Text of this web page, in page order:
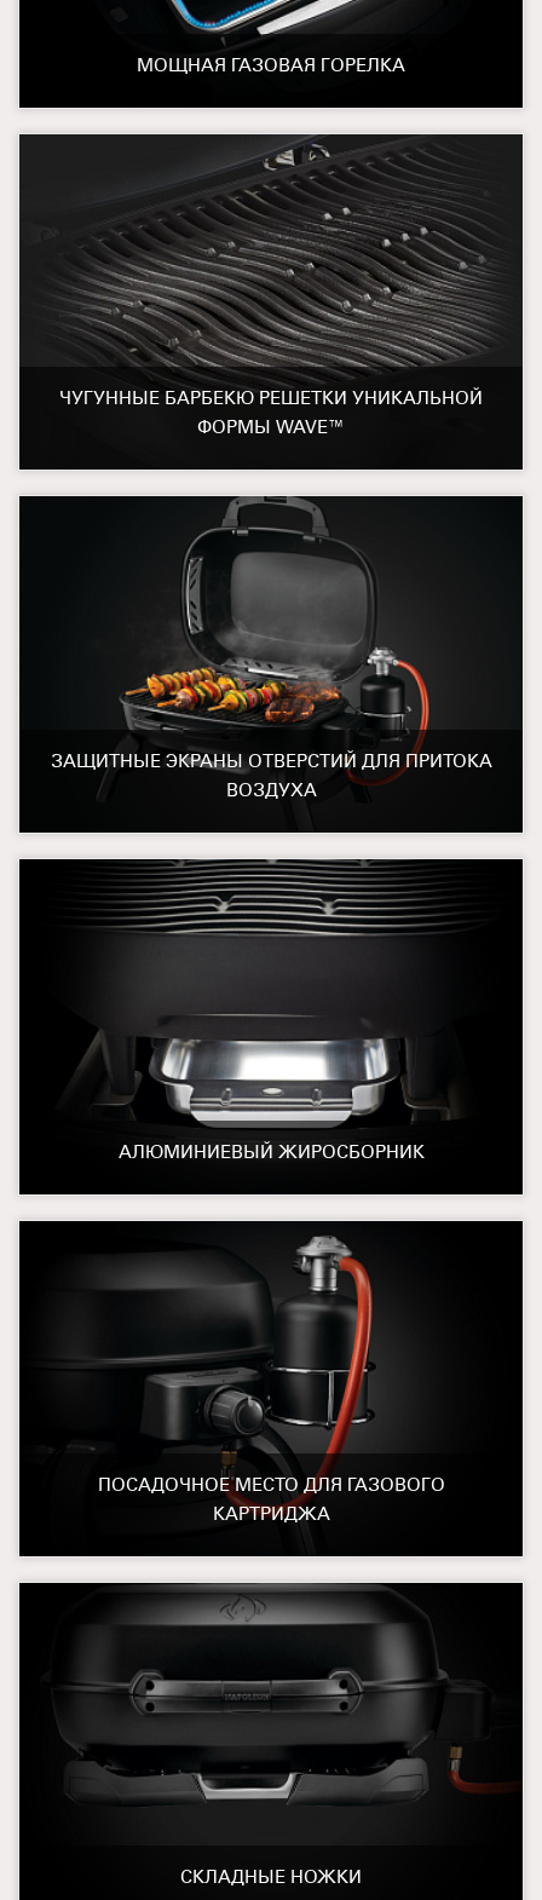
МОЩНАЯ ГАЗОВАЯ ГОРЕЛКА
ЧУГУННЫЕ БАРБЕКЮ РЕШЕТКИ УНИКАЛЬНОЙ
ФОРМЫ WAVE™
ЗАЩИТНЫЕ ЭКРАНЫ ОТВЕРСТИЙ ДЛЯ ПРИТОКА
ВОЗДУХА
АЛЮМИНИЕВЫЙ ЖИРОСБОРНИК
ПОСАДОЧНОЕ МЕСТО ДЛЯ ГАЗОВОГО
КАРТРИДЖА
СКЛАДНЫЕ НОЖКИ